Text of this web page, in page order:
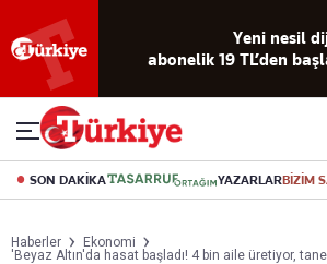
Yeni nesil
abonelik 19 TL’den
SON DAKİKA YAZARLARBİZİM
Haberler
Ekonomi
'Beyaz Altın'da hasat başladı! 4 bin aile üretiyor,